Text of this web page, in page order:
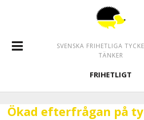
SVENSKA FRIHETLIGA
TÄNKER
FRIHETLIGT
Ökad efterfrågan på